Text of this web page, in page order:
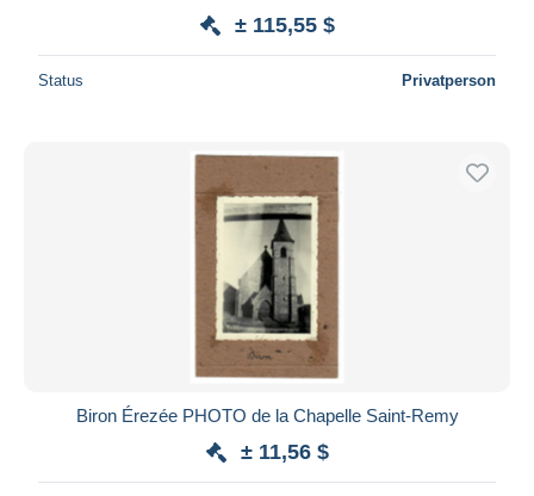
± 115,55 $
Status Privatperson
Biron Érezée PHOTO de la Chapelle Saint-Remy
± 11,56 $